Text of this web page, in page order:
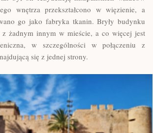
wnętrza przekształcono w więzienie, a
go jako fabryka tkanin. Bryły budynku
żadnym innym w mieście, a co więcej jest
w szczególności w połączeniu z
się z jednej strony.